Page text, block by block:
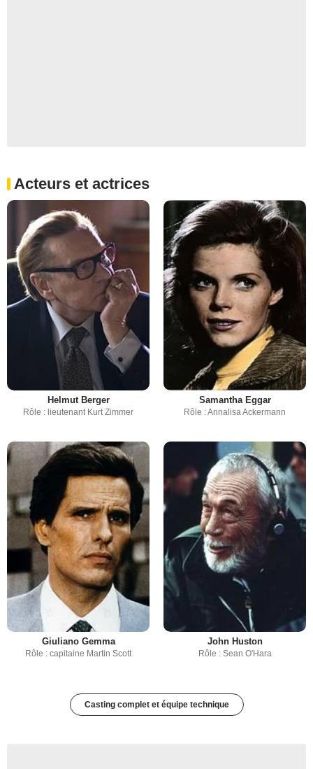
Acteurs et actrices
Helmut Berger
Rôle : lieutenant Kurt Zimmer
Samantha Eggar
Rôle : Annalisa Ackermann
Giuliano Gemma
Rôle : capitaine Martin Scott
John Huston
Rôle : Sean O'Hara
Casting complet et équipe technique